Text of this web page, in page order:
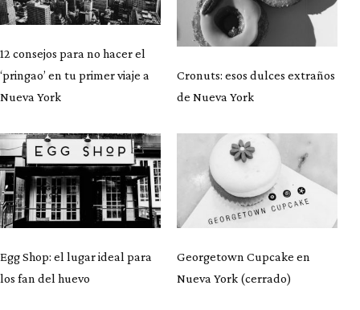
12 consejos para no hacer el
‘pringao’ en tu primer viaje a
Nueva York
Cronuts: esos dulces extraños
de Nueva York
Egg Shop: el lugar ideal para
los fan del huevo
Georgetown Cupcake en
Nueva York (cerrado)